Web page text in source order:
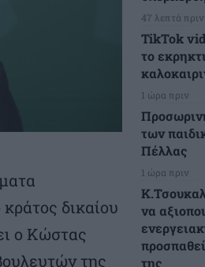
δικαίου
ο Κώστας
της
47 λεπτά πριν
TikTok
το
1 ώρα πριν
των
Πέλλας
1 ώρα πριν
να
της